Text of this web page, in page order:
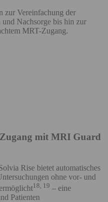
zur Vereinfachung der
Nachsorge bis hin zur
MRT-Zugang.
mit MRI Guard
Rise bietet automatisches
ohne vor- und
18, 19 – eine
Patienten